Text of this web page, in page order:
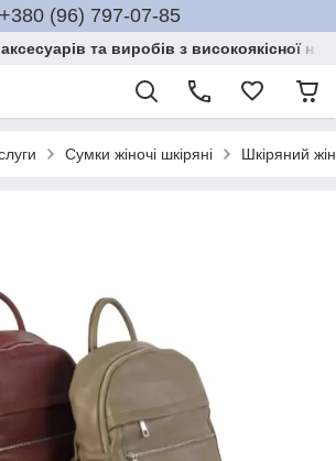
+380 (96) 797-07-85
та виробів з високоякісної
Сумки жіночі шкіряні Шкіряний